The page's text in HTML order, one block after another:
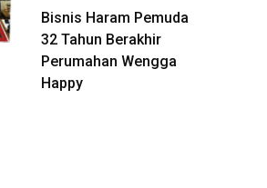
Bisnis Haram Pemuda
32 Tahun Berakhir
Perumahan Wengga
Happy